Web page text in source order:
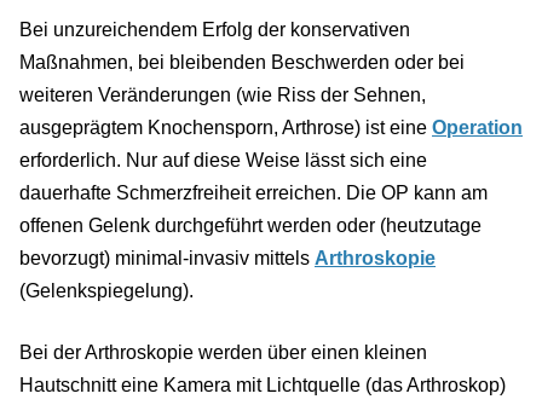
Bei unzureichendem Erfolg der konservativen
Maßnahmen, bei bleibenden Beschwerden oder bei
weiteren Veränderungen (wie Riss der Sehnen,
ausgeprägtem Knochensporn, Arthrose) ist eine Operation
erforderlich. Nur auf diese Weise lässt sich eine
dauerhafte Schmerzfreiheit erreichen. Die OP kann am
offenen Gelenk durchgeführt werden oder (heutzutage
bevorzugt) minimal-invasiv mittels Arthroskopie
(Gelenkspiegelung).
Bei der Arthroskopie werden über einen kleinen
Hautschnitt eine Kamera mit Lichtquelle (das Arthroskop)